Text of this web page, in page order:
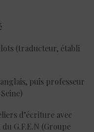
(traducteur, établi
puis professeur
d’écriture avec
G.F.E.N (Groupe